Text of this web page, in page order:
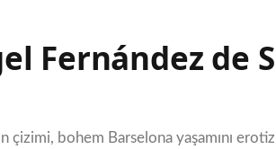
Fernández de
çizimi, bohem Barselona yaşamını